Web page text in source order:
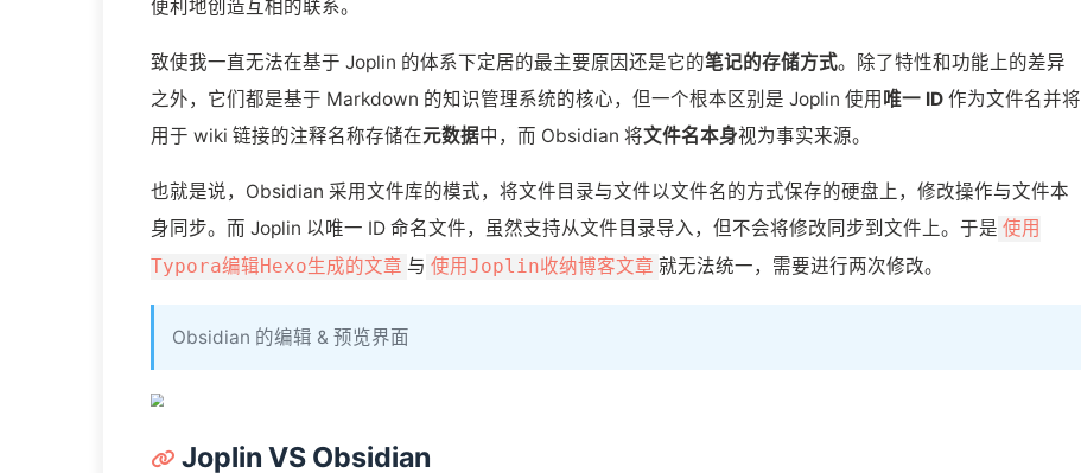
便利地创造互相的联系。
致使我一直无法在基于 Joplin 的体系下定居的最主要原因还是它的笔记的存储方式。除了特性和功能上的差异
之外，它们都是基于 Markdown 的知识管理系统的核心，但一个根本区别是 Joplin 使用 唯一 ID 作为文件名并将
用于 wiki 链接的注释名称存储在元数据中，而 Obsidian 将文件名本身视为事实来源。
也就是说，Obsidian 采用文件库的模式，将文件目录与文件以文件名的方式保存的硬盘上，修改操作与文件本
身同步。而 Joplin 以唯一 ID 命名文件，虽然支持从文件目录导入，但不会将修改同步到文件上。于是 使用
Typora编辑Hexo生成的文章 与 使用Joplin收纳博客文章 就无法统一，需要进行两次修改。
Obsidian 的编辑 & 预览界面
Joplin VS Obsidian